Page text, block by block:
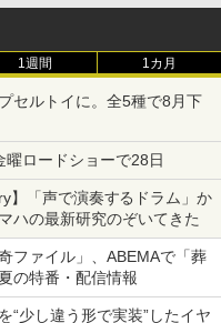
1週間 1カ月
セルトイに。全5種で8月下
ロードショーで28日
】「声で演奏するドラム」か
ハの最新研究のぞいてきた
ファイル」、ABEMAで「葬
の特番・配信情報
“少し違う形で実装”したイヤ